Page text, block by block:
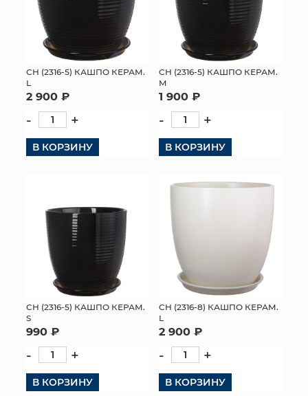
СН (2316-5) КАШПО КЕРАМ.
L
2 900 ₽
- +
В КОРЗИНУ
СН (2316-5) КАШПО КЕРАМ.
M
1 900 ₽
- +
В КОРЗИНУ
СН (2316-5) КАШПО КЕРАМ.
S
990 ₽
- +
В КОРЗИНУ
СН (2316-8) КАШПО КЕРАМ.
L
2 900 ₽
- +
В КОРЗИНУ